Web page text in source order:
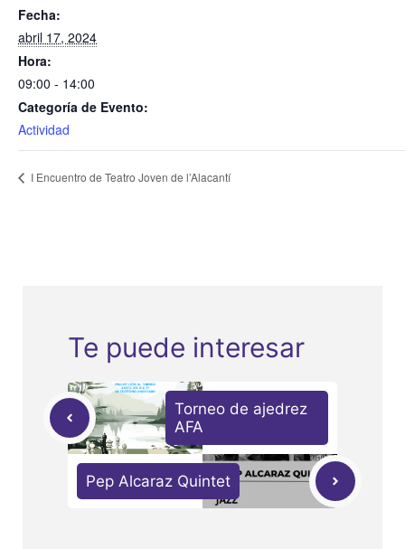
Fecha:
abril 17, 2024
Hora:
09:00 - 14:00
Categoría de Evento:
Actividad
I Encuentro de Teatro Joven de l’Alacantí
Te puede interesar
Torneo de ajedrez
AFA
Pep Alcaraz Quintet